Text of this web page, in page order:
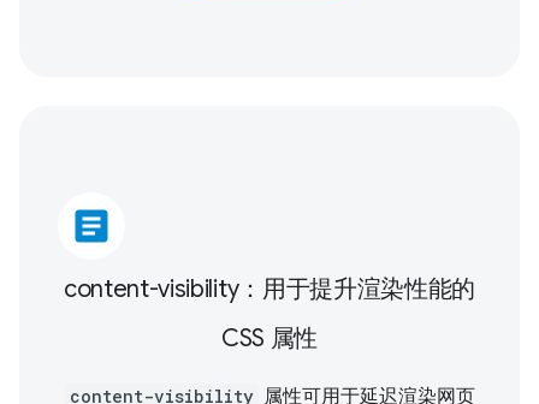
article
content-visibility：用于提升渲染性能的
CSS 属性
content-visibility 属性可用于延迟渲染网页